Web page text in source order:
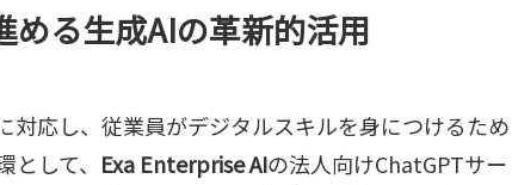
める生成AIの革新的活用
対応し、従業員がデジタルスキルを身につけるため
して、 Exa Enterprise AIの法人向けChatGPTサー